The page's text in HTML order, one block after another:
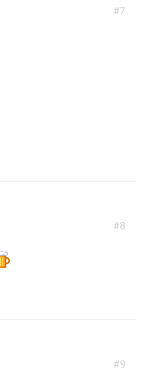
#7
#8
#9